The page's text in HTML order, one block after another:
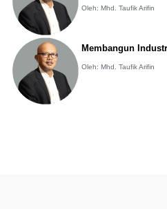
Oleh: Mhd. Taufik Arifin
Membangun
Oleh: Mhd. Taufik Arifin